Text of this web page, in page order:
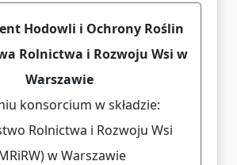
Hodowli i Ochrony Roślin
Rolnictwa i Rozwoju Wsi w
Warszawie
konsorcium w składzie:
Rolnictwa i Rozwoju Wsi
w Warszawie